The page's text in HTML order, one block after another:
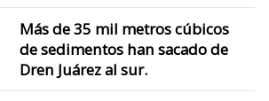
Más de 35 mil metros cúbicos
de sedimentos han sacado de
Dren Juárez al sur.